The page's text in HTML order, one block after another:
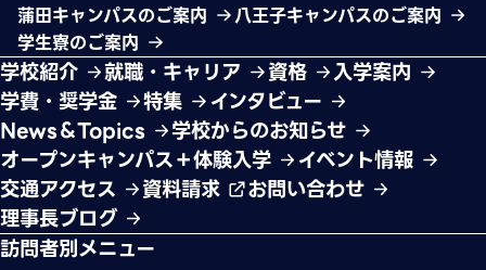
蒲田キャンパスのご案内
八王子キャンパスのご案内
学生寮のご案内
学校紹介 就職・キャリア 資格
入学案内
学費・奨学金
特集
インタビュー
News＆Topics
学校からのお知らせ
オープンキャンパス＋体験入学
イベント情報
交通アクセス
資料請求
お問い合わせ
理事長ブログ
訪問者別メニュー